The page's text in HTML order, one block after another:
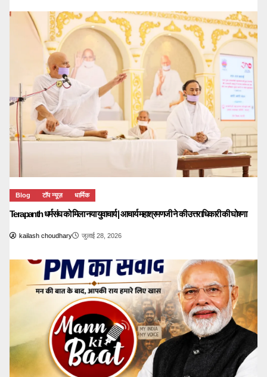
Blog टॉप न्यूज़ धार्मिक
Terapanth धर्मसंघ को मिला नया युवाचार्य | आचार्य महाश्रमणजी ने की उत्तराधिकारी की घोषणा
kailash choudhary जुलाई 28, 2026